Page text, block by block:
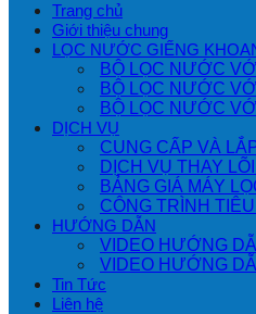
Trang chủ
Giới thiệu chung
LỌC NƯỚC GIẾNG
BỘ LỌC NƯỚC
BỘ LỌC NƯỚC
BỘ LỌC NƯỚC
DỊCH VỤ
CUNG CẤP VÀ
DỊCH VỤ THAY
BẢNG GIÁ MÁY
CÔNG TRÌNH
HƯỚNG DẪN
VIDEO HƯỚNG
VIDEO HƯỚNG
Tin Tức
Liên hệ